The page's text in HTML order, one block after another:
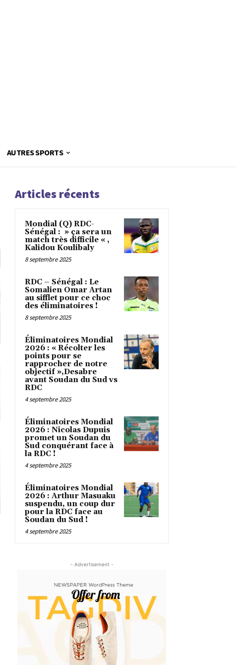
AUTRES SPORTS
Articles récents
Mondial (Q) RDC-
Sénégal : » ça sera un
match très difficile « ,
Kalidou Koulibaly
8 septembre 2025
RDC – Sénégal : Le
Somalien Omar Artan
au sifflet pour ce choc
des éliminatoires !
8 septembre 2025
Éliminatoires Mondial
2026 : « Récolter les
points pour se
rapprocher de notre
objectif »,Desabre
avant Soudan du Sud vs
RDC
4 septembre 2025
Éliminatoires Mondial
2026 : Nicolas Dupuis
promet un Soudan du
Sud conquérant face à
la RDC !
4 septembre 2025
Éliminatoires Mondial
2026 : Arthur Masuaku
suspendu, un coup dur
pour la RDC face au
Soudan du Sud !
4 septembre 2025
- Advertisement -